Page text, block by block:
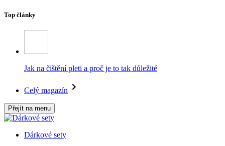
Top články
Jak na čištění pleti a proč je to tak důležité
Celý magazín
Přejít na menu
Dárkové sety